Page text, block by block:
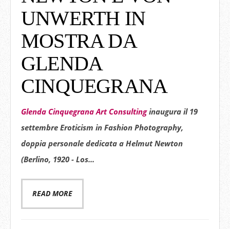
UNWERTH IN
MOSTRA DA
GLENDA
CINQUEGRANA
Glenda Cinquegrana Art Consultinginaugura il 19
settembre Eroticism in Fashion Photography,
doppia personale dedicata a Helmut Newton
(Berlino, 1920 - Los...
READ MORE